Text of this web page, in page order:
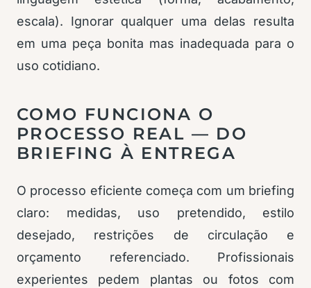
escala). Ignorar qualquer uma delas resulta
em uma peça bonita mas inadequada para o
uso cotidiano.
COMO FUNCIONA O
PROCESSO REAL — DO
BRIEFING À ENTREGA
O processo eficiente começa com um briefing
claro: medidas, uso pretendido, estilo
desejado, restrições de circulação e
orçamento referenciado. Profissionais
experientes pedem plantas ou fotos com